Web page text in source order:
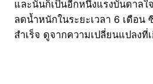
และนั่นก็เป็นอีกหนึ่งแรงบันดาล
ลดน้ำหนักในระยะเวลา 6 เดือน
สำเร็จ ดูจากความเปลี่ยนแปลงที่